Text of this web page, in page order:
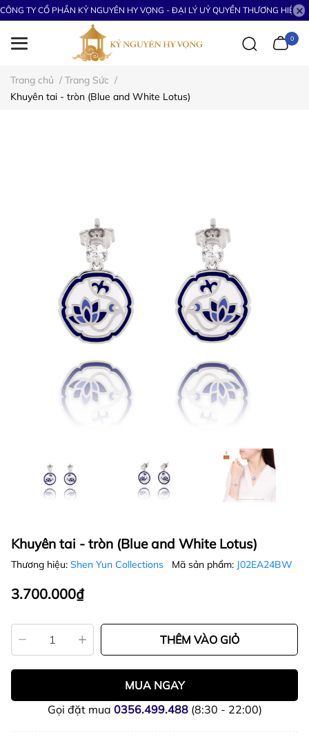
CÔNG TY CỔ PHẦN KỶ NGUYÊN HY VỌNG - ĐẠI LÝ UỶ QUYỀN THƯƠNG HIỆU
0
Trang chủ / Trang Sức /
Khuyên tai - tròn (Blue and White Lotus)
Khuyên tai - tròn (Blue and White Lotus)
Thương hiệu: Shen Yun Collections Mã sản phẩm: J02EA24BW
3.700.000₫
THÊM VÀO GIỎ
MUA NGAY
Gọi đặt mua 0356.499.488(8:30 - 22:00)